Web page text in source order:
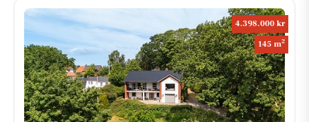
4.398.000 kr
145 m2